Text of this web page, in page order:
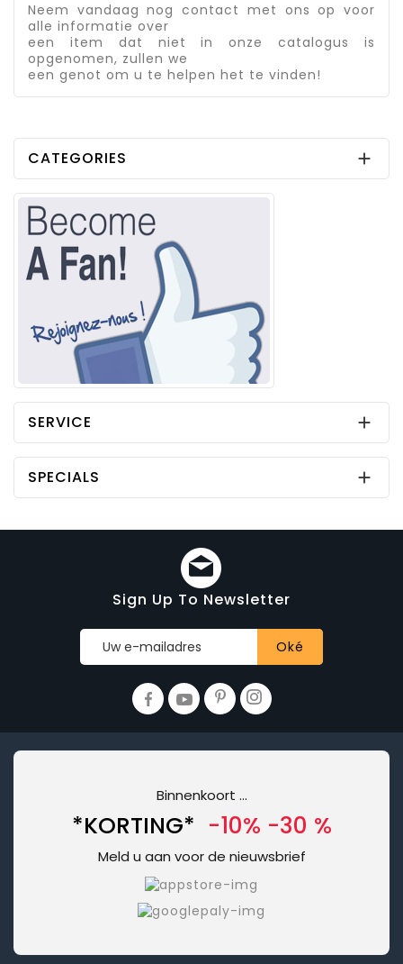
Neem vandaag nog contact met ons op voor
alle informatie over
een item dat niet in onze catalogus is
opgenomen, zullen we
een genot om u te helpen het te vinden!
CATEGORIES 
SERVICE 
SPECIALS 
Sign Up To Newsletter
Binnenkoort ...
*KORTING* -10% -30 %
Meld u aan voor de nieuwsbrief